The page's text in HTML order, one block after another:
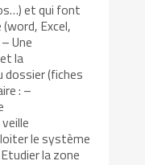
et qui font
Excel,
Une
la
(fiches
: –
le système
la zone